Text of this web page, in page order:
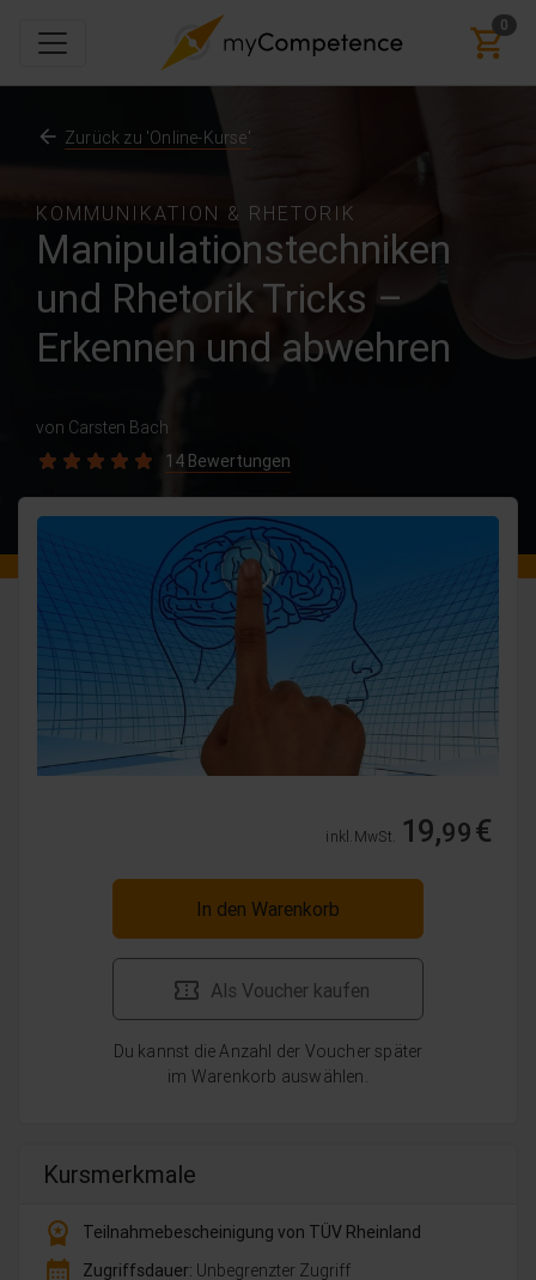
0
KOMMUNIKATION & RHETORIK
Manipulationstechniken
und Rhetorik Tricks –
Erkennen und abwehren
von Carsten Bach
14 Bewertungen
Zurück zu 'Online-Kurse'
inkl. MwSt. 19,99€
In den Warenkorb
Als Voucher kaufen
Du kannst die Anzahl der Voucher später
im Warenkorb auswählen.
Kursmerkmale
workspace_premium
Teilnahmebescheinigung von TÜV Rheinland
calendar_month Zugriffsdauer: Unbegrenzter Zugriff